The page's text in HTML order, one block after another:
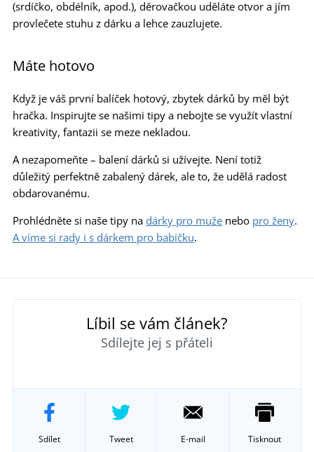
(srdíčko, obdélník, apod.), děrovačkou uděláte otvor a jím
provlečete stuhu z dárku a lehce zauzlujete.
Máte hotovo
Když je váš první balíček hotový, zbytek dárků by měl být
hračka. Inspirujte se našimi tipy a nebojte se využít vlastní
kreativity, fantazii se meze nekladou.
A nezapomeňte – balení dárků si užívejte. Není totiž
důležitý perfektně zabalený dárek, ale to, že udělá radost
obdarovanému.
Prohlédněte si naše tipy na dárky pro muže nebo pro ženy.
A víme si rady i s dárkem pro babičku.
Líbil se vám článek?
Sdílejte jej s přáteli
Sdílet Tweet E-mail Tisknout